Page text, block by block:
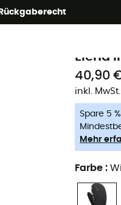
Elena
40,90
inkl. MwSt.
Spare 5
Mehr
Farbe :